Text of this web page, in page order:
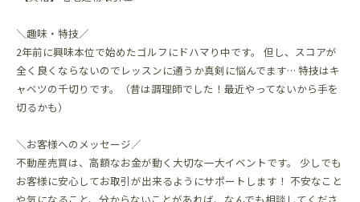
＼趣味・特技／
2年前に興味本位で始めたゴルフにドハマり中です。 但し、スコアが
全く良くならないのでレッスンに通うか真剣に悩んでます… 特技はキ
ャベツの千切りです。（昔は調理師でした！最近やってないから手を
切るかも）
＼お客様へのメッセージ／
不動産売買は、高額なお金が動く大切な一大イベントです。 少しでも
お客様に安心してお取引が出来るようにサポートします！ 不安なこと